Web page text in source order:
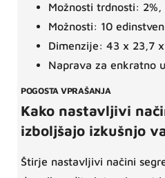
Možnosti trdnosti: 2%,
Možnosti: 10
Dimenzije: 43 x 23,7
Naprava za enkratno
POGOSTA VPRAŠANJA
Kako nastavljivi
izboljšajo izkušnjo
Štirje nastavljivi načini